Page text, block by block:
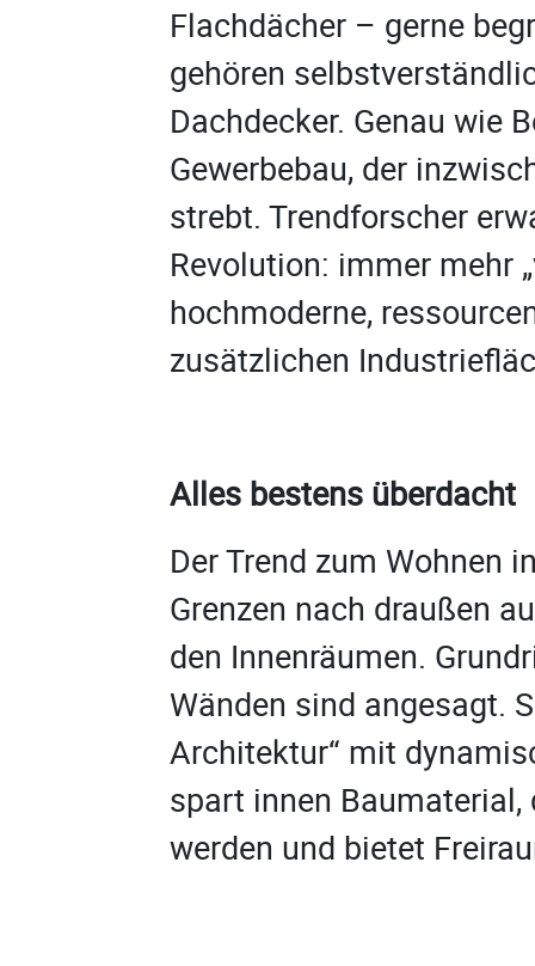
Flachdächer – gerne
gehören
Dachdecker. Genau wie
Gewerbebau, der
strebt. Trendforscher
Revolution: immer mehr
hochmoderne,
zusätzlichen
Alles bestens überdacht
Der Trend zum Wohnen
Grenzen nach draußen
den Innenräumen.
Wänden sind angesagt.
Architektur“ mit
spart innen
werden und bietet